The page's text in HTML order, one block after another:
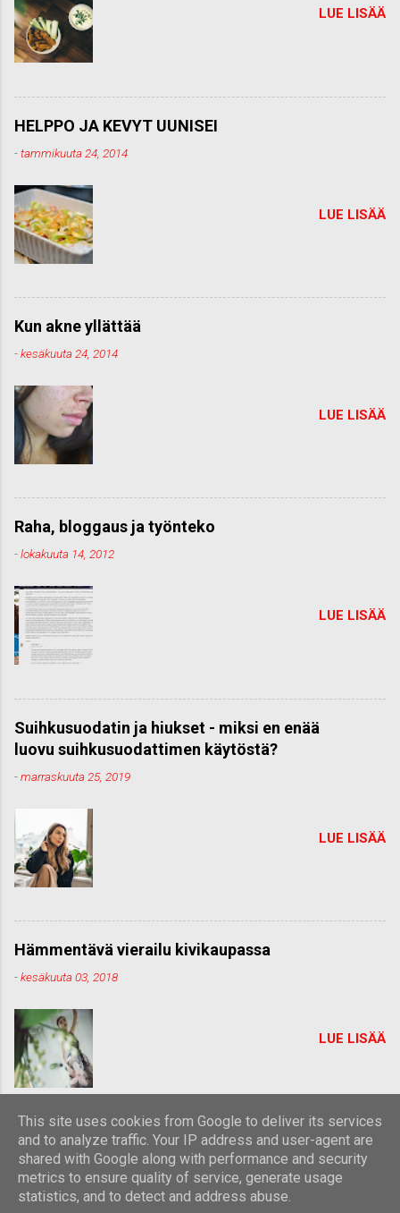
LUE LISÄÄ
HELPPO JA KEVYT UUNISEI
-tammikuuta 24, 2014
LUE LISÄÄ
Kun akne yllättää
-kesäkuuta 24, 2014
LUE LISÄÄ
Raha, bloggaus ja työnteko
-lokakuuta 14, 2012
LUE LISÄÄ
Suihkusuodatin ja hiukset - miksi en enää
luovu suihkusuodattimen käytöstä?
-marraskuuta 25, 2019
LUE LISÄÄ
Hämmentävä vierailu kivikaupassa
-kesäkuuta 03, 2018
LUE LISÄÄ
Sisällön tarjoaa Blogger
This site uses cookies from Google to deliver its services
and to analyze traffic. Your IP address and user-agent are
shared with Google along with performance and security
metrics to ensure quality of service, generate usage
statistics, and to detect and address abuse.